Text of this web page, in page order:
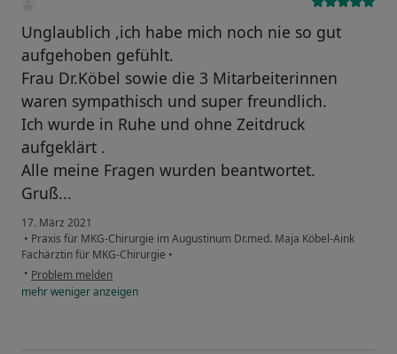
Unglaublich ,ich habe mich noch nie so gut
aufgehoben gefühlt.
Frau Dr.Köbel sowie die 3 Mitarbeiterinnen
waren sympathisch und super freundlich.
Ich wurde in Ruhe und ohne Zeitdruck
aufgeklärt .
Alle meine Fragen wurden beantwortet.
Gruß...
17. März 2021
• Praxis für MKG-Chirurgie im Augustinum Dr.med. Maja Köbel-Aink
Fachärztin für MKG-Chirurgie •
• Problem melden
mehrwenigeranzeigen